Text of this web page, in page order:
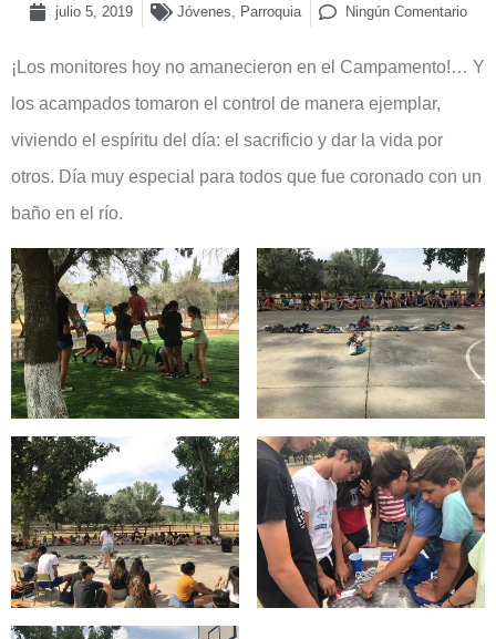
julio 5, 2019 Jóvenes, Parroquia Ningún Comentario
¡Los monitores hoy no amanecieron en el Campamento!… Y
los acampados tomaron el control de manera ejemplar,
viviendo el espíritu del día: el sacrificio y dar la vida por
otros. Día muy especial para todos que fue coronado con un
baño en el río.